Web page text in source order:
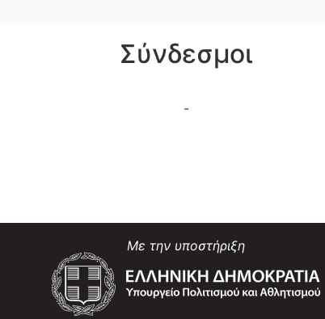
Σύνδεσμοι
-
Με την υποστήριξη